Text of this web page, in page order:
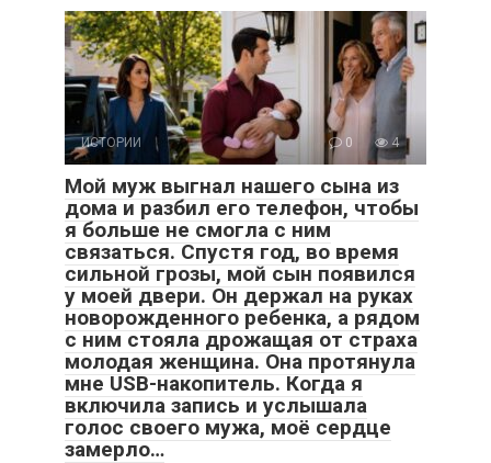
ИСТОРИИ 0 4
Мой муж выгнал нашего сына из
дома и разбил его телефон, чтобы
я больше не смогла с ним
связаться. Спустя год, во время
сильной грозы, мой сын появился
у моей двери. Он держал на руках
новорожденного ребенка, а рядом
с ним стояла дрожащая от страха
молодая женщина. Она протянула
мне USB-накопитель. Когда я
включила запись и услышала
голос своего мужа, моё сердце
замерло…